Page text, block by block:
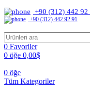
+90 (312) 442 92
+90 (312) 442 92 91
0 Favoriler
0 öğe 0,00$
0 öğe
Tüm Kategoriler